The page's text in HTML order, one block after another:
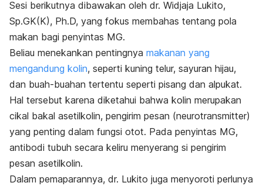
Sesi berikutnya dibawakan oleh dr. Widjaja Lukito,
Sp.GK(K), Ph.D, yang fokus membahas tentang pola
makan bagi penyintas MG.
Beliau menekankan pentingnya makanan yang
mengandung kolin, seperti kuning telur, sayuran hijau,
dan buah-buahan tertentu seperti pisang dan alpukat.
Hal tersebut karena diketahui bahwa kolin merupakan
cikal bakal asetilkolin, pengirim pesan (neurotransmitter)
yang penting dalam fungsi otot. Pada penyintas MG,
antibodi tubuh secara keliru menyerang si pengirim
pesan asetilkolin.
Dalam pemaparannya, dr. Lukito juga menyoroti perlunya